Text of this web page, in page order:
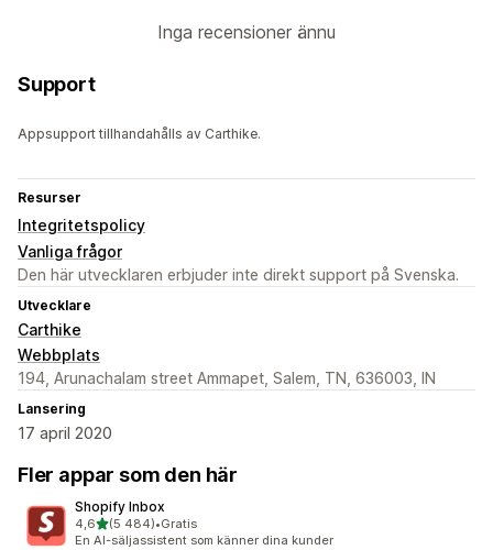
Inga recensioner ännu
Support
Appsupport tillhandahålls av Carthike.
Resurser
Integritetspolicy
Vanliga frågor
Den här utvecklaren erbjuder inte direkt support på Svenska.
Utvecklare
Carthike
Webbplats
194, Arunachalam street Ammapet, Salem, TN, 636003, IN
Lansering
17 april 2020
Fler appar som den här
Shopify Inbox
4,6av 5 stjärnor
(5 484)
5484 recensioner totalt
•Gratis
En AI-säljassistent som känner dina kunder